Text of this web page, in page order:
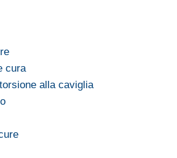
cura
alla caviglia